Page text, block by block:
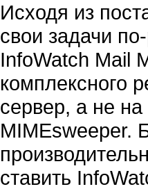
Исходя из
свои задачи
InfoWatch Mail
комплексного
сервер, а не
MIMEsweeper.
ставить